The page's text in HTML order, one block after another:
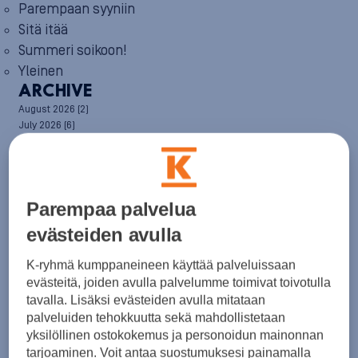
Parempaan syyniin
Sitä itää
Summeri soikoon!
Yleinen
ARCHIVE
August 2026 (2)
July 2026 (6)
February 2026(5)
(6)
December 2025 (8)
October 2025 (8)
September 2025(5)
August 2025(6)
July 2025(7)
June 2025(7)
May 2025(6)
Parempaa palvelua
evästeiden avulla
K-ryhmä kumppaneineen käyttää palveluissaan
evästeitä, joiden avulla palvelumme toimivat toivotulla
tavalla. Lisäksi evästeiden avulla mitataan
palveluiden tehokkuutta sekä mahdollistetaan
yksilöllinen ostokokemus ja personoidun mainonnan
tarjoaminen. Voit antaa suostumuksesi painamalla